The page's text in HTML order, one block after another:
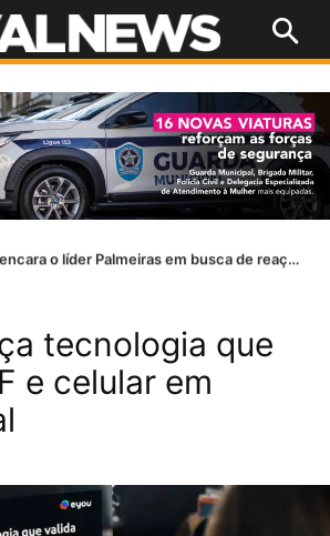
Se o STF tiver lucidez, as bets terão de ser tratadas como jogo de azar
tecnologia que
e celular em